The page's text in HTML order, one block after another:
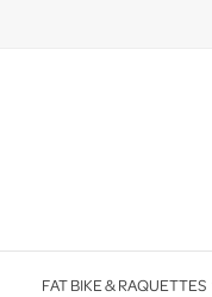
FAT BIKE & RAQUETTES